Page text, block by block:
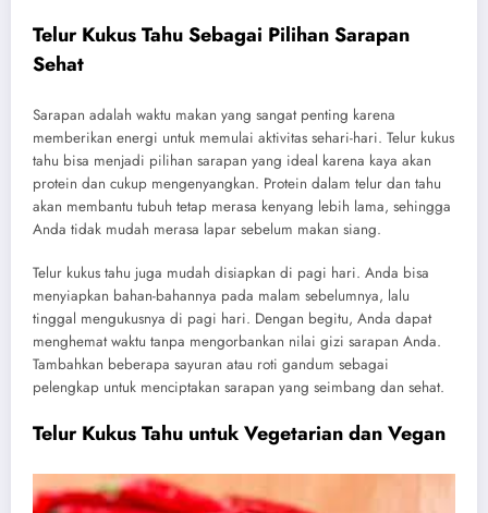
Telur Kukus Tahu Sebagai Pilihan Sarapan
Sehat
Sarapan adalah waktu makan yang sangat penting karena
memberikan energi untuk memulai aktivitas sehari-hari. Telur kukus
tahu bisa menjadi pilihan sarapan yang ideal karena kaya akan
protein dan cukup mengenyangkan. Protein dalam telur dan tahu
akan membantu tubuh tetap merasa kenyang lebih lama, sehingga
Anda tidak mudah merasa lapar sebelum makan siang.
Telur kukus tahu juga mudah disiapkan di pagi hari. Anda bisa
menyiapkan bahan-bahannya pada malam sebelumnya, lalu
tinggal mengukusnya di pagi hari. Dengan begitu, Anda dapat
menghemat waktu tanpa mengorbankan nilai gizi sarapan Anda.
Tambahkan beberapa sayuran atau roti gandum sebagai
pelengkap untuk menciptakan sarapan yang seimbang dan sehat.
Telur Kukus Tahu untuk Vegetarian dan Vegan